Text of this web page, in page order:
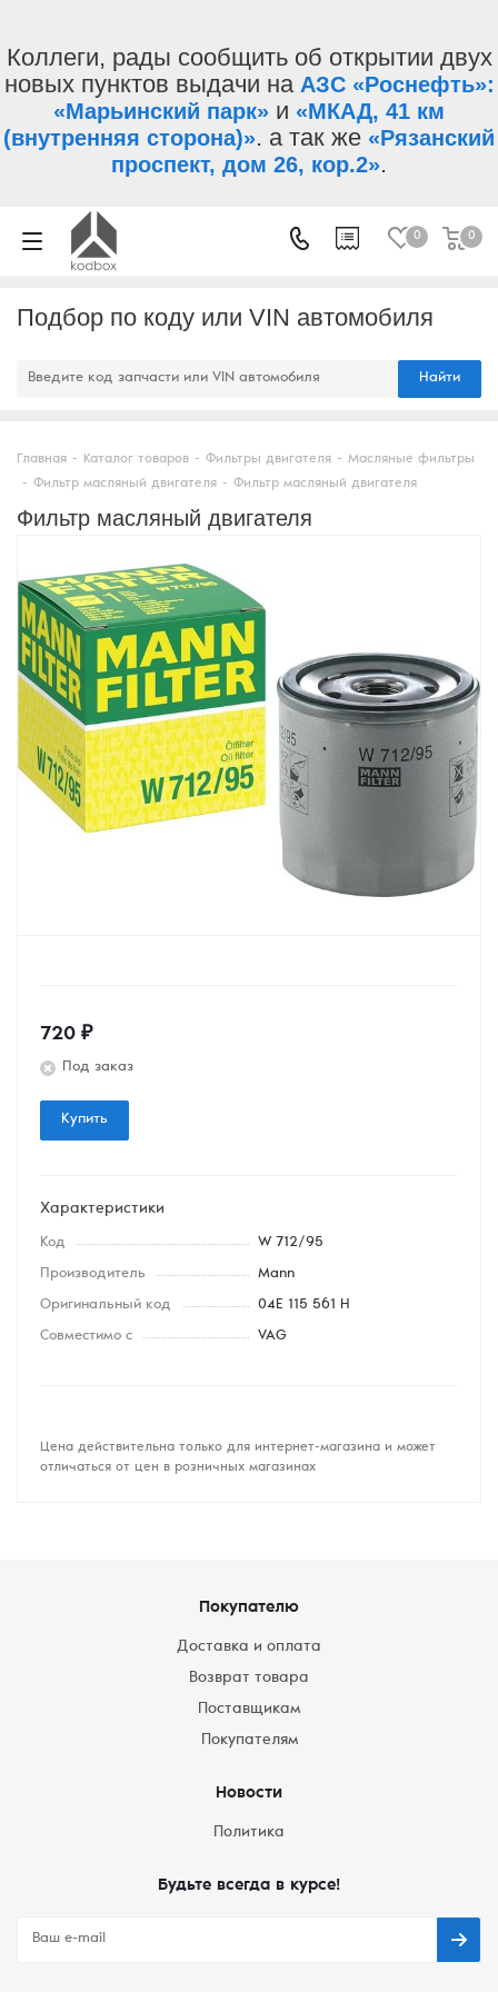
Коллеги, рады сообщить об открытии двух
новых пунктов выдачи на АЗС «Роснефть»:
«Марьинский парк» и «МКАД, 41 км
(внутренняя сторона)». а так же «Рязанский
проспект, дом 26, кор.2».
0 0
Подбор по коду или VIN автомобиля
Найти
Главная - Каталог товаров - Фильтры двигателя - Масляные фильтры
- Фильтр масляный двигателя - Фильтр масляный двигателя
Фильтр масляный двигателя
720 ₽
Под заказ
Купить
Характеристики
Код W 712/95
Производитель Mann
Оригинальный код 04E 115 561 H
Совместимо с VAG
Цена действительна только для интернет-магазина и может
отличаться от цен в розничных магазинах
Покупателю
Доставка и оплата
Возврат товара
Поставщикам
Покупателям
Новости
Политика
Будьте всегда в курсе!